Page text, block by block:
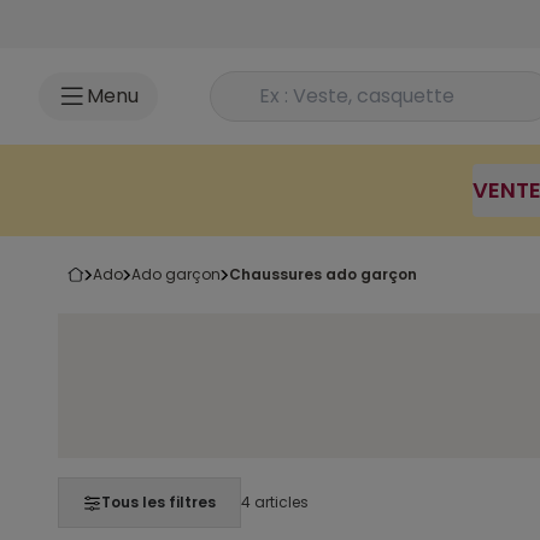
Menu Rechercher un produit
ado ado garçon chaussures ado garçon
Tous les filtres 4 articles